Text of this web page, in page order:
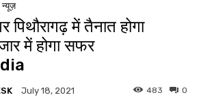
न्यूज़
पिथौरागढ़ में तैनात होगा
में होगा सफर
July 18, 2021 0
483